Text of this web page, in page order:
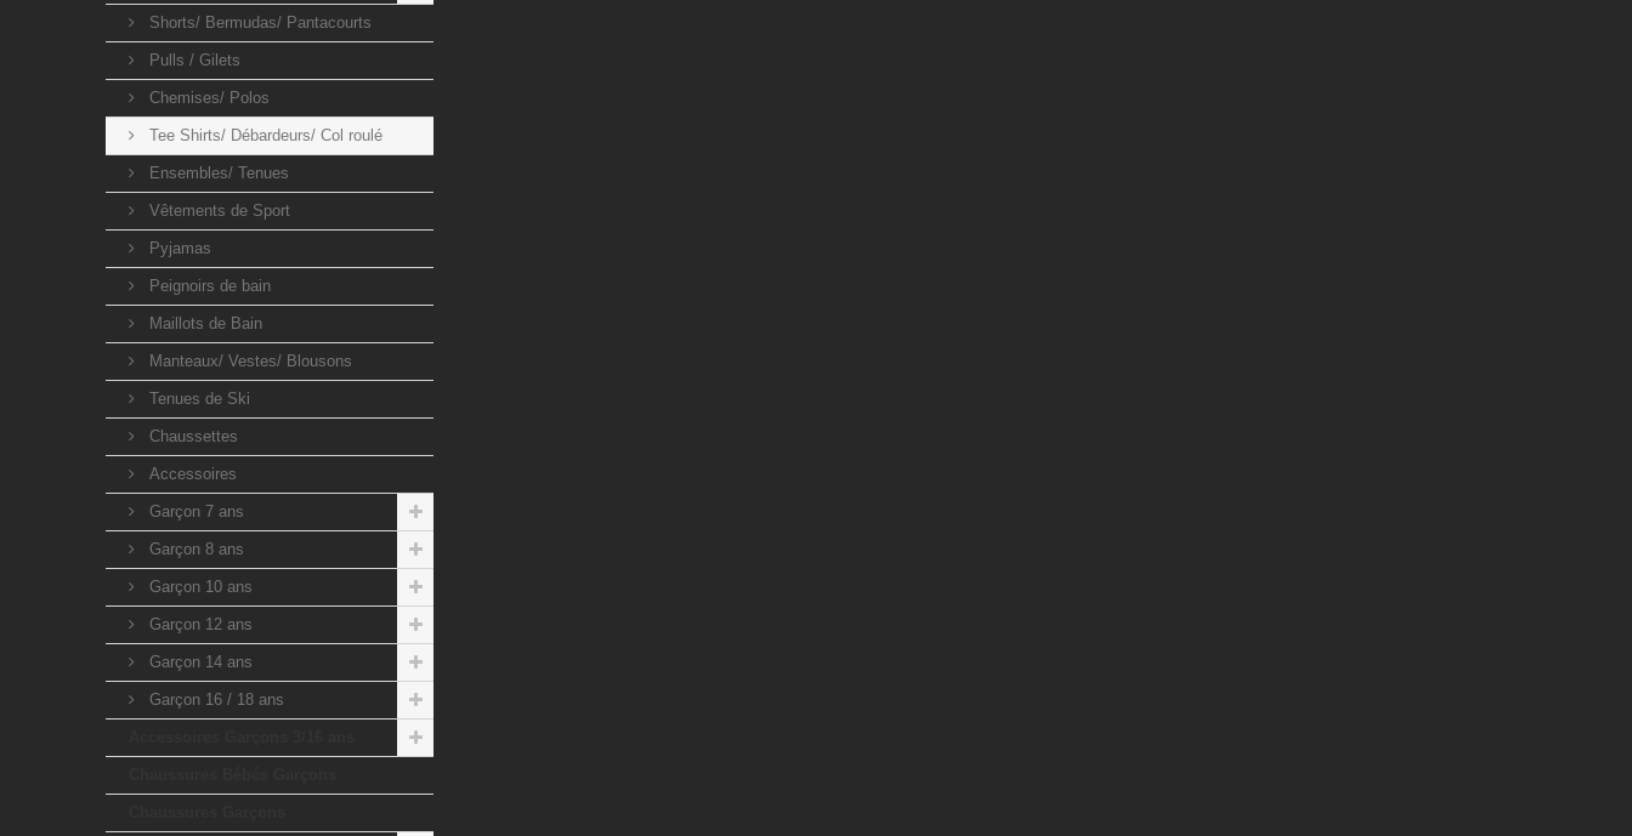
Shorts/ Bermudas/ Pantacourts
Pulls / Gilets
Chemises/ Polos
Tee Shirts/ Débardeurs/ Col roulé
Ensembles/ Tenues
Vêtements de Sport
Pyjamas
Peignoirs de bain
Maillots de Bain
Manteaux/ Vestes/ Blousons
Tenues de Ski
Chaussettes
Accessoires
Garçon 7 ans
Garçon 8 ans
Garçon 10 ans
Garçon 12 ans
Garçon 14 ans
Garçon 16 / 18 ans